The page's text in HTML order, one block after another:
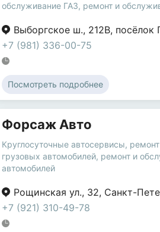
обслуживание ГАЗ, ремонт и
Выборгское ш., 212В, посёлок
+7 (981) 336-00-75
Посмотреть подробнее
Форсаж Авто
Круглосуточные автосервисы,
грузовых автомобилей, ремонт и
автомобилей
Рощинская ул., 32, Санкт-
+7 (921) 310-49-78